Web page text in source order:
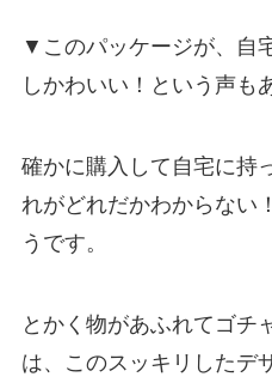
▼このパッケージが、自
しかわいい！という声も
確かに購入して自宅に持
れがどれだかわからない
うです。
とかく物があふれてゴチ
は、このスッキリしたデ